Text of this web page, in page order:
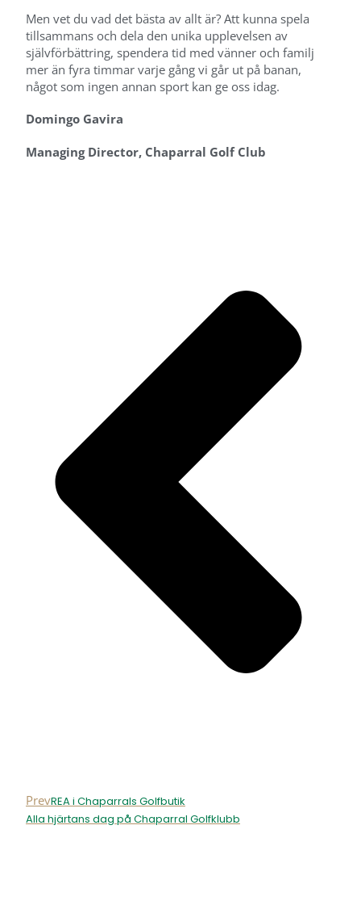
Men vet du vad det bästa av allt är? Att kunna spela
tillsammans och dela den unika upplevelsen av
självförbättring, spendera tid med vänner och familj
mer än fyra timmar varje gång vi går ut på banan,
något som ingen annan sport kan ge oss idag.
Domingo Gavira
Managing Director, Chaparral Golf Club
PrevREA i Chaparrals Golfbutik
Alla hjärtans dag på Chaparral Golfklubb